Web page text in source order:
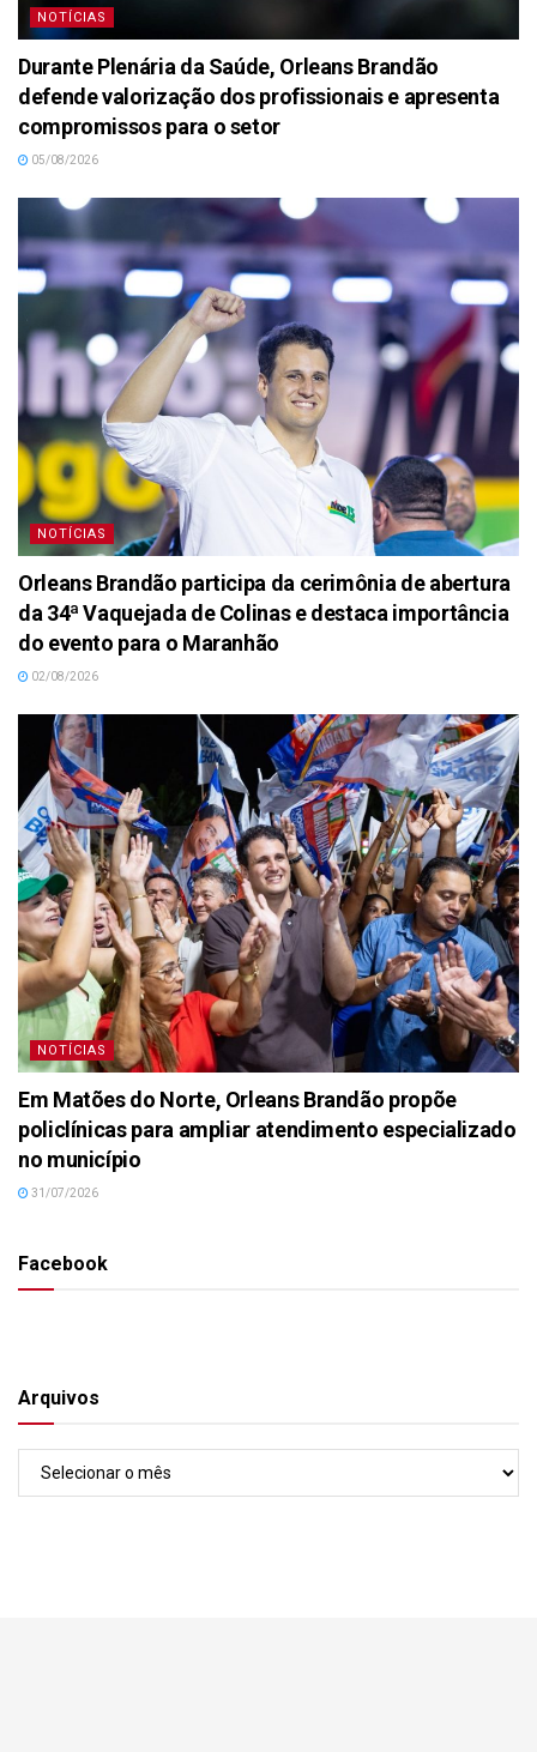
NOTÍCIAS
Durante Plenária da Saúde, Orleans Brandão
defende valorização dos profissionais e apresenta
compromissos para o setor
05/08/2026
NOTÍCIAS
Orleans Brandão participa da cerimônia de abertura
da 34ª Vaquejada de Colinas e destaca importância
do evento para o Maranhão
02/08/2026
NOTÍCIAS
Em Matões do Norte, Orleans Brandão propõe
policlínicas para ampliar atendimento especializado
no município
31/07/2026
Facebook
Arquivos